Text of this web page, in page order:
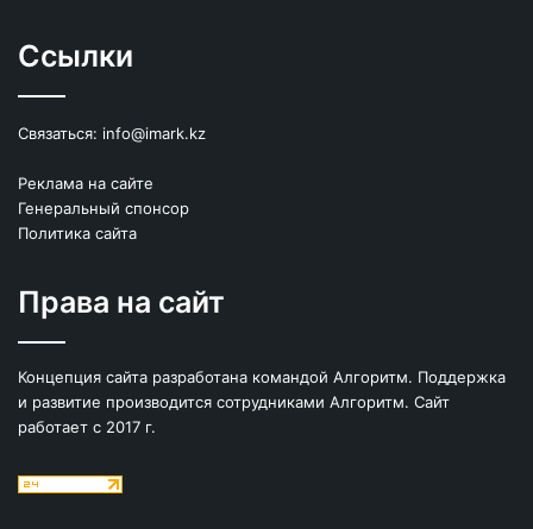
Ссылки
Связаться: info@imark.kz
Реклама на сайте
Генеральный спонсор
Политика сайта
Права на сайт
Концепция сайта разработана командой Алгоритм. Поддержка
и развитие производится сотрудниками Алгоритм. Сайт
работает с 2017 г.